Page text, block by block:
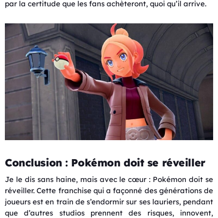
par la certitude que les fans achèteront, quoi qu’il arrive.
Conclusion : Pokémon doit se réveiller
Je le dis sans haine, mais avec le cœur : Pokémon doit se
réveiller. Cette franchise qui a façonné des générations de
joueurs est en train de s’endormir sur ses lauriers, pendant
que d’autres studios prennent des risques, innovent,